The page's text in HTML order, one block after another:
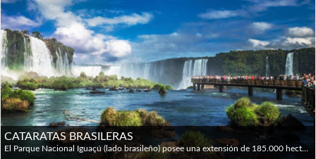
CATARATAS BRASILERAS
El Parque Nacional Iguaçú (lado brasileño) posee una extensión de 185.000 hectáreas. Al arribo al Centro del Visitante, debemos ingresar por el Portal de Acceso en forma individual, donde se controla la capacidad de carga del Parque. Seguidamente embarcamos en los ómnibus que inician el paseo dentro del parque y nos conducirán hasta el inicio de las pasarelas cuyo recorrido será de 1.200 metros de senda sobre la barranca del Río Iguazú. En este punto de inicio del recorrido, tenemos una vista panorámica de los saltos Argentinos, escenario ideal para tomar fotografías. Avanzando en el recorrido, observaremos el cañón del Río Iguazú, el Salto Rivadavia y Tres Mosqueteros, entre otros. Hacia el final del recorrido llegaremos al mirador inferior de la Garganta del Diablo, que en este punto se encuentra a unos 200 mts. de distancia. Este maravilloso escenario está aún más realzado por la permanente formación de arco iris. El recorrido finaliza junto al Salto Floriano, donde está instalado el elevador que nos lleva hasta el nivel del estacionamiento de los ómnibus. La otra alternativa es utilizar el sendero que nos lleva hasta este punto de encuentro y que mediante escaleras, nos devuelve al nivel del estacionamiento de las unidades.